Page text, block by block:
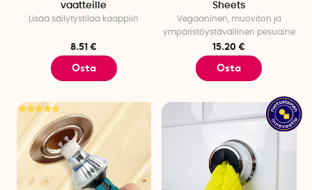
vaatteille
Lisää säilytystilaa kaappiin
8.51 €
Osta
Sheets
Vegaaninen, muoviton ja
ympäristöystävällinen pesuaine
15.20 €
Osta